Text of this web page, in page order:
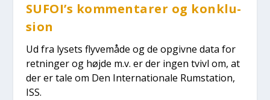
SUFOI’s kom­men­ta­rer og kon­klu­
sion
Ud fra lysets fly­ve­må­de og de opgiv­ne data for
ret­nin­ger og høj­de m.v. er der ingen tvivl om, at
der er tale om Den Inter­na­tio­na­le Rum­sta­tion,
ISS.